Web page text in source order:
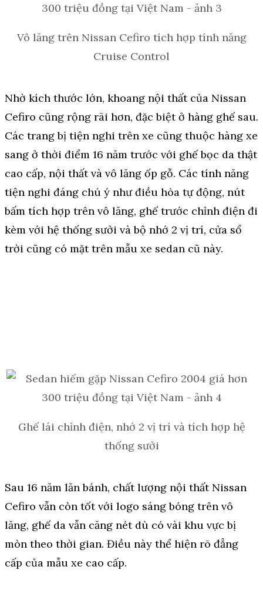
Vô lăng trên Nissan Cefiro tích hợp tính năng
Cruise Control
Nhờ kích thước lớn, khoang nội thất của Nissan
Cefiro cũng rộng rãi hơn, đặc biệt ở hàng ghế sau.
Các trang bị tiện nghi trên xe cũng thuộc hàng xe
sang ở thời điểm 16 năm trước với ghế bọc da thật
cao cấp, nội thất và vô lăng ốp gỗ. Các tính năng
tiện nghi đáng chú ý như điều hòa tự động, nút
bấm tích hợp trên vô lăng, ghế trước chỉnh điện đi
kèm với hệ thống sưởi và bộ nhớ 2 vị trí, cửa sổ
trời cũng có mặt trên mẫu xe sedan cũ này.
Ghế lái chỉnh điện, nhớ 2 vị trí và tích hợp hệ
thống sưởi
Sau 16 năm lăn bánh, chất lượng nội thất Nissan
Cefiro vẫn còn tốt với logo sáng bóng trên vô
lăng, ghế da vẫn căng nét dù có vài khu vực bị
mòn theo thời gian. Điều này thể hiện rõ đẳng
cấp của mẫu xe cao cấp.